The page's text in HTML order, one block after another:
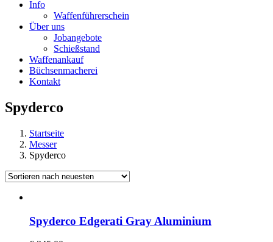
Info
Waffenführerschein
Über uns
Jobangebote
Schießstand
Waffenankauf
Büchsenmacherei
Kontakt
Spyderco
Startseite
Messer
Spyderco
Spyderco Edgerati Gray Aluminium